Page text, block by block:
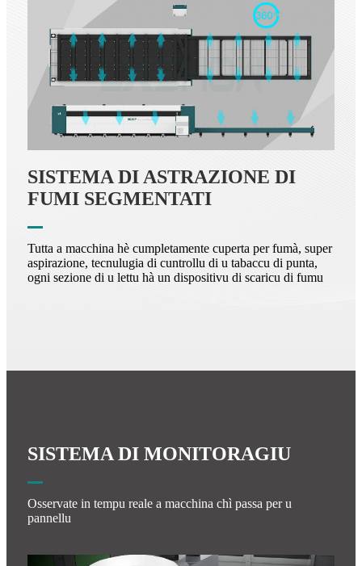
SISTEMA DI ASTRAZIONE DI
FUMI SEGMENTATI
Tutta a macchina hè cumpletamente cuperta per fumà, super
aspirazione, tecnulugia di cuntrollu di u tabaccu di punta,
ogni sezione di u lettu hà un dispositivu di scaricu di fumu
SISTEMA DI MONITORAGIU
Osservate in tempu reale a macchina chì passa per u
pannellu